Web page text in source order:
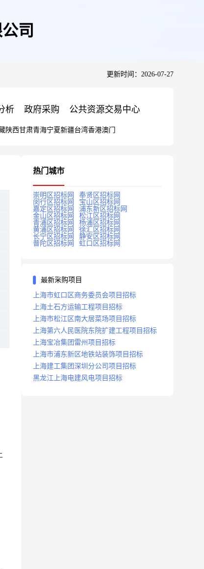
司
更新时间：2026-07-27
析 政府采购 公共资源交易中心
陕西甘肃青海宁夏新疆台湾香港澳门
热门城市
崇明区招标网
奉贤区招标网
闵行区招标网
宝山区招标网
嘉定区招标网
浦东新区招标网
金山区招标网
松江区招标网
青浦区招标网
杨浦区招标网
黄浦区招标网
徐汇区招标网
长宁区招标网
静安区招标网
普陀区招标网
虹口区招标网
最新采购项目
上海市虹口区商务委员会项目招标
上海土石方运输工程项目招标
上海市松江区南大居菜场项目招标
上海第六人民医院东院扩建工程项目招标
上海宝冶集团雷州项目招标
上海市浦东新区地铁站装饰项目招标
上海建工集团深圳分公司项目招标
黑龙江上海电建风电项目招标